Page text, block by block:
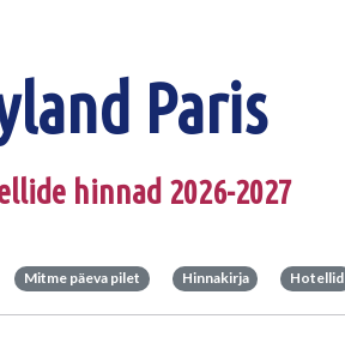
Paris
hinnad 2026-2027
Mitme päeva pilet Hinnakirja Hotellid